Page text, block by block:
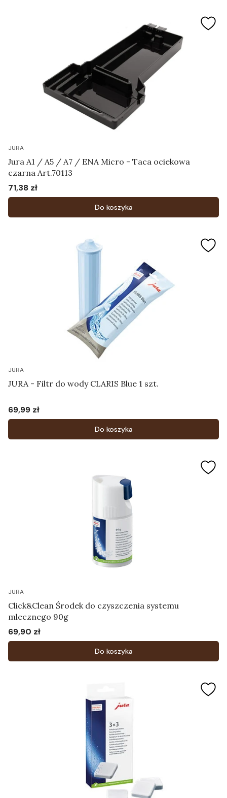
JURA
Jura A1 / A5 / A7 / ENA Micro - Taca ociekowa
czarna Art.70113
Cena
71,38 zł
Do koszyka
JURA
JURA - Filtr do wody CLARIS Blue 1 szt.
Cena
69,99 zł
Do koszyka
JURA
Click&Clean Środek do czyszczenia systemu
mlecznego 90g
Cena
69,90 zł
Do koszyka